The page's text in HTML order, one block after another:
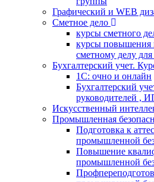
Графический и WEB
Сметное дело
курсы сметного
курсы повышения
сметному делу
Бухгалтерский учет.
1С: очно и онлайн
Бухгалтерский
руководителей ,
Искусственный
Промышленная
Подготовка к
промышленной
Повышение
промышленной